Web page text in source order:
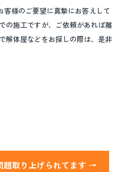
客様のご要望に真摯にお答えして
の施工ですが、ご依頼があれば離
解体屋などをお探しの際は、是非
取り上げられてます →